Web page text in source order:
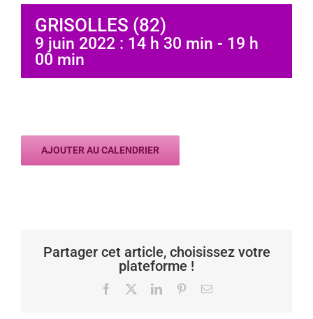
GRISOLLES (82)
9 juin 2022 : 14 h 30 min - 19 h
00 min
AJOUTER AU CALENDRIER
Partager cet article, choisissez votre
plateforme !
Facebook LinkedInPinterestEmail